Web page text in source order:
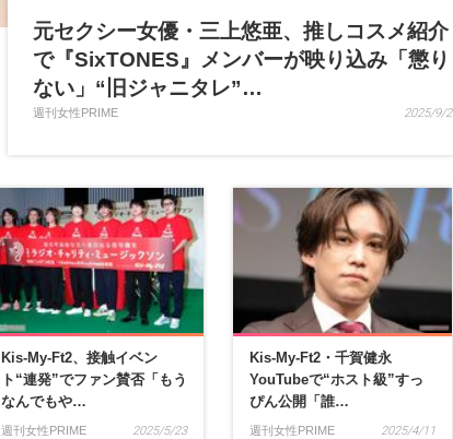
元セクシー女優・三上悠亜、推しコスメ紹介
で『SixTONES』メンバーが映り込み「懲り
ない」“旧ジャニタレ”…
週刊女性PRIME 2025/9/2
Kis-My-Ft2、接触イベン
ト“連発”でファン賛否「もう
なんでもや…
週刊女性PRIME 2025/5/23
Kis-My-Ft2・千賀健永
YouTubeで“ホスト級”すっ
ぴん公開「誰…
週刊女性PRIME 2025/4/11